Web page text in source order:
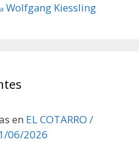
Wolfgang Kiessling
en EL COTARRO /
06/2026